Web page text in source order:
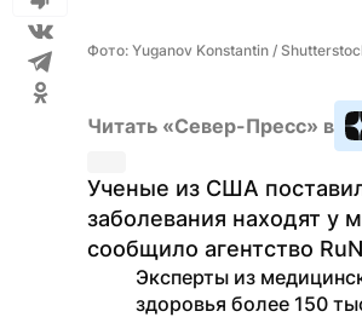
Фото: Yuganov Konstantin /
Читать «Север-Пресс» в
Ученые из США
заболевания находят у
сообщило агентство
Эксперты из
здоровья более 150